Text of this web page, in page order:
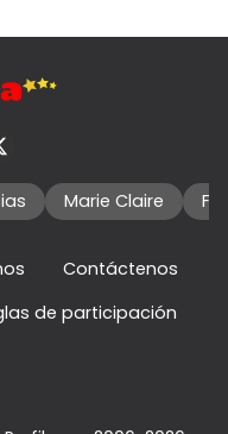
Marie Claire
Contáctenos
de participación